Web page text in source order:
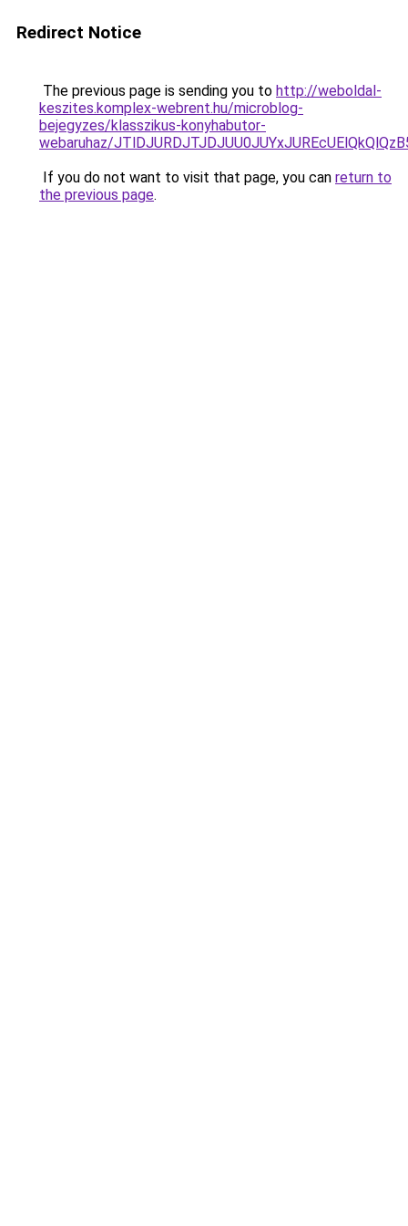
Redirect Notice
The previous page is sending you to http://weboldal-
keszites.komplex-webrent.hu/microblog-
bejegyzes/klasszikus-konyhabutor-
webaruhaz/
If you do not want to visit that page, you can return to
the previous page.